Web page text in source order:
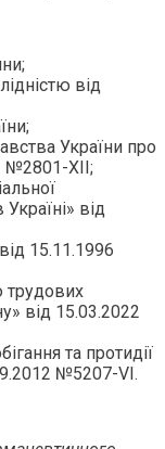
від
України про
№2801-XII;
від
15.11.1996
трудових
від 15.03.2022
та протидії
№5207-VI.